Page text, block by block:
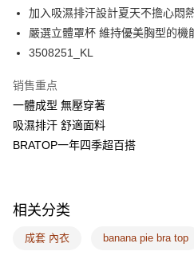
Plus PAY
AFTEE先享后付
一、關於 AFTEE先享後付
1. 於付款方式選擇AFTEE先享後付，將
2. 進行簡訊驗證之後，即可完成結帳手續
3. 訂單確認後不需事先繳費，商品會配送
APP於四大便利商店‧ATM/網銀等方式進
有最長 45 天內付款之服務。
ATM付款
付款後全家取貨
每笔NT$100，满NT$1,500(含以上)
加入吸濕排汗設計夏天不擔心悶
嚴選立體罩杯 維持優美胸型的機
3508251_KL
销售重点
一體成型 無壓穿著
吸濕排汗 舒適面料
BRATOP一年四季超百搭
相关分类
成套 內衣 banana pie bra top